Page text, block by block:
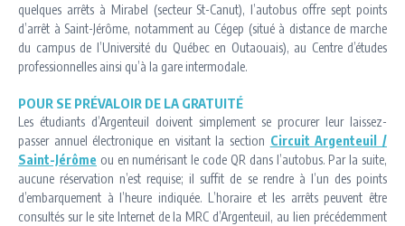
quelques arrêts à Mirabel (secteur St-Canut), l’autobus offre sept points
d’arrêt à Saint-Jérôme, notamment au Cégep (situé à distance de marche
du campus de l’Université du Québec en Outaouais), au Centre d’études
professionnelles ainsi qu’à la gare intermodale.
POUR SE PRÉVALOIR DE LA GRATUITÉ
Les étudiants d’Argenteuil doivent simplement se procurer leur laissez-
passer annuel électronique en visitant la section Circuit Argenteuil /
Saint-Jérôme ou en numérisant le code QR dans l’autobus. Par la suite,
aucune réservation n’est requise; il suffit de se rendre à l’un des points
d’embarquement à l’heure indiquée. L’horaire et les arrêts peuvent être
consultés sur le site Internet de la MRC d’Argenteuil, au lien précédemment